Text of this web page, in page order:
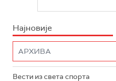
Најновије
Вести из света спорта